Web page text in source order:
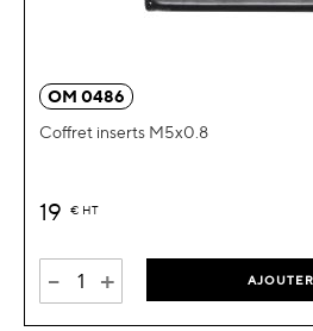
OM 0486
Coffret inserts M5x0.8
19 € HT
- +